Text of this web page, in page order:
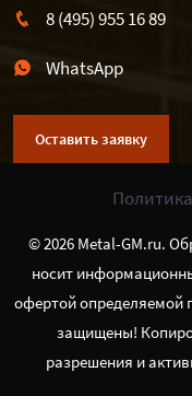
8 (495) 955 16 89
WhatsApp
Оставить заявку
© 2026 Metal-GM.ru.
носит
офертой определяемой
защищены!
разрешения и